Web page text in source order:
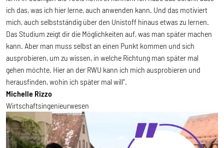
ich das, was ich hier lerne, auch anwenden kann. Und das motiviert
mich, auch selbstständig über den Unistoff hinaus etwas zu lernen.
Das Studium zeigt dir die Möglichkeiten auf, was man später machen
kann. Aber man muss selbst an einen Punkt kommen und sich
ausprobieren, um zu wissen, in welche Richtung man später mal
gehen möchte. Hier an der RWU kann ich mich ausprobieren und
herausfinden, wohin ich später mal will".
Michelle Rizzo
Wirtschaftsingenieurwesen